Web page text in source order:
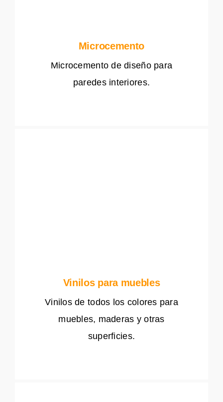
Microcemento
Microcemento de diseño para
paredes interiores.
Vinilos para muebles
Vinilos de todos los colores para
muebles, maderas y otras
superficies.